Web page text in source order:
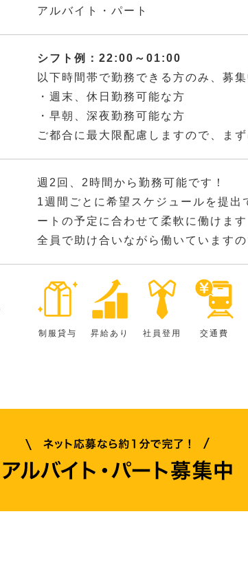
アルバイト・パート
シフト例：22:00～01:00
以下時間帯で勤務できる方のみ、募集
・週末、休日勤務可能な方
・早朝、深夜勤務可能な方
ご都合に最大限配慮しますので、ま
週2回、2時間から勤務可能です！
1週間ごとに希望スケジュールを提
ートの予定に合わせて柔軟に働けます
全員で助け合いながら働いています
制服貸与 昇給あり 社員登用 交通費